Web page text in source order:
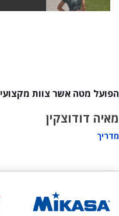
הפועל מטה אשר צוות מקצועי
מאיה דודוצקין
מדריך